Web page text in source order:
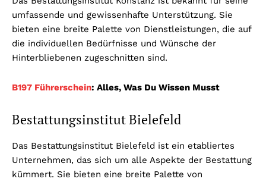
umfassende und gewissenhafte Unterstützung. Sie
bieten eine breite Palette von Dienstleistungen, die auf
die individuellen Bedürfnisse und Wünsche der
Hinterbliebenen zugeschnitten sind.
B197 Führerschein: Alles, Was Du Wissen Musst
Bestattungsinstitut Bielefeld
Das Bestattungsinstitut Bielefeld ist ein etabliertes
Unternehmen, das sich um alle Aspekte der Bestattung
kümmert. Sie bieten eine breite Palette von